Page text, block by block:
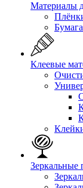
Материалы
Клеевые
Зеркальные